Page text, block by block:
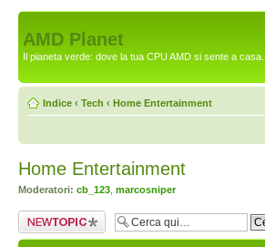
AMD Planet
Il pianeta verde: dove la tua CPU AMD si sente a casa...
Indice ‹ Tech ‹ Home Entertainment
Home Entertainment
Moderatori: cb_123 marcosniper
Scrivi un nuovo
argomento